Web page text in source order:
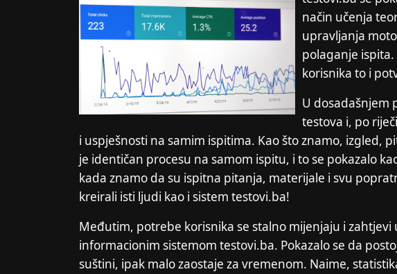
način učenja
upravljanja
polaganje
korisnika to i
U dosadašnjem
testova i, po
i uspješnosti na samim ispitima. Kao što znamo, izgled,
je identičan procesu na samom ispitu, i to se pokazalo
kada znamo da su ispitna pitanja, materijale i svu
kreirali isti ljudi kao i sistem testovi.ba!
Međutim, potrebe korisnika se stalno mijenjaju i zahtjevi
informacionim sistemom testovi.ba. Pokazalo se da
suštini, ipak malo zaostaje za vremenom. Naime,